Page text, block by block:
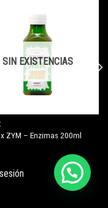
SIN EXISTENCIAS
ZYM – Enzimas 200ml